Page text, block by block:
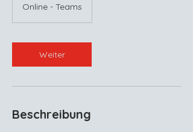
Online - Teams
Weiter
Beschreibung